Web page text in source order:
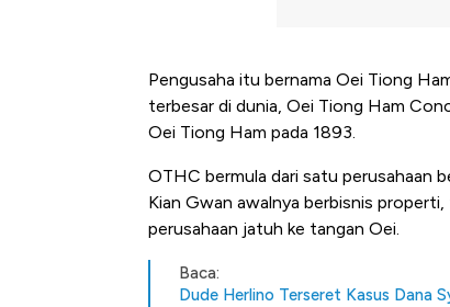
Pengusaha itu bernama Oei Tiong
terbesar di dunia, Oei Tiong Ham
Oei Tiong Ham pada 1893.
OTHC bermula dari satu perusahaan
Kian Gwan awalnya berbisnis
perusahaan jatuh ke tangan Oei.
Baca:
Dude Herlino Terseret Kasus Dana